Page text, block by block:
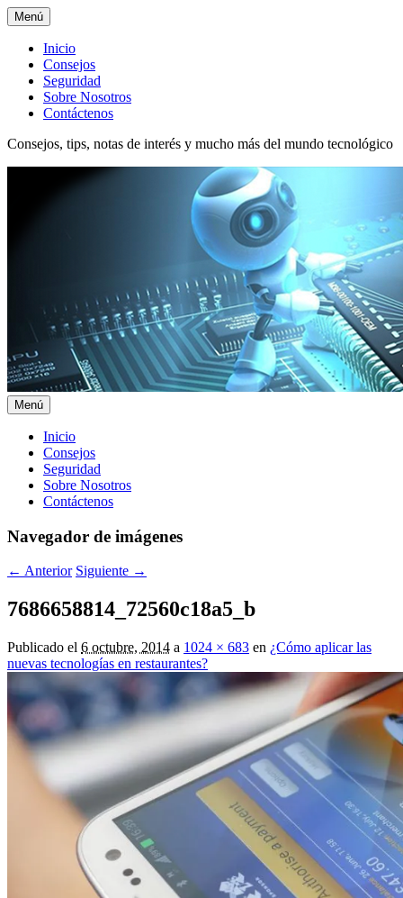
Menú
Menú
superior
Inicio
Consejos
Seguridad
Sobre Nosotros
Contáctenos
Consejos, tips, notas de interés y mucho más del mundo tecnológico
Menú
Menú
principal
Inicio
Consejos
Seguridad
Sobre Nosotros
Contáctenos
Navegador de imágenes
← Anterior Siguiente →
7686658814_72560c18a5_b
Publicado el 6 octubre, 2014 a 1024 × 683 en ¿Cómo aplicar las
nuevas tecnologías en restaurantes?